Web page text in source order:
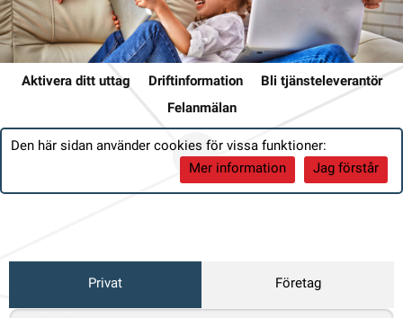
Aktivera ditt uttag Driftinformation
Bli tjänsteleverantör
Felanmälan
Den här sidan använder cookies för vissa funktioner:
Jag förstår
Mer information
Privat Företag